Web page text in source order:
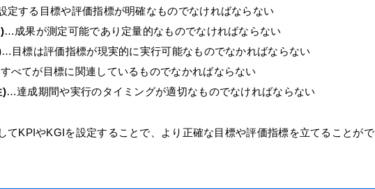
定する目標や評価指標が明確なものでなければならない
)…成果が測定可能であり定量的なものでなければならない
…目標は評価指標が現実的に実行可能なものでなかればならない
べてが目標に関連しているものでなかればならない
)…達成期間や実行のタイミングが適切なものでなければならない
てKPIやKGIを設定することで、より正確な目標や評価指標を立てることがで